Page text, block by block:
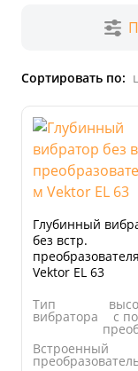
Сортировать по:
Глубинный
без встр.
Vektor EL 63
Тип
вибратора с
Встроенный